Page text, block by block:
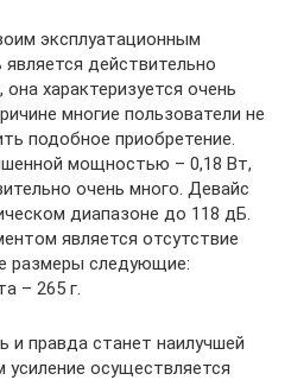
эксплуатационным
действительно
характеризуется очень
многие пользователи не
подобное приобретение.
мощностью – 0,18 Вт,
очень много. Девайс
диапазоне до 118 дБ.
является отсутствие
размеры следующие:
– 265 г.
и правда станет наилучшей
усиление осуществляется